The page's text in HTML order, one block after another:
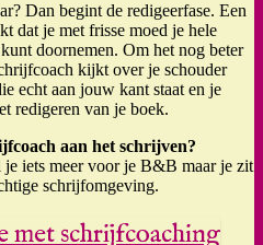
Dan begint de redigeerfase. Een
dat je met frisse moed je hele
doornemen. Om het nog beter
kijkt over je schouder
echt aan jouw kant staat en je
redigeren van je boek.
aan het schrijven?
je iets meer voor je B&B maar je zit
schrijfomgeving.